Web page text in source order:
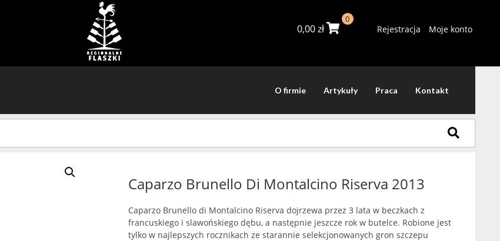
0,00zł
0
Rejestracja Moje konto
O firmie Artykuły Praca Kontakt
Caparzo Brunello Di Montalcino Riserva 2013
Caparzo Brunello di Montalcino Riserva dojrzewa przez 3 lata w beczkach z
francuskiego i slawońskiego dębu, a następnie jeszcze rok w butelce. Robione jest
tylko w najlepszych rocznikach ze starannie selekcjonowanych gron szczepu